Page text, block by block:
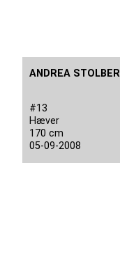
ANDREA
#13
Hæver
170 cm
05-09-2008